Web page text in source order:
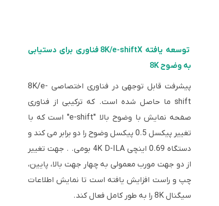
توسعه یافته 8K/e-shiftX فناوری برای دستیابی
به وضوح 8K
پیشرفت قابل توجهی در فناوری اختصاصی 8K/e-
shift ما حاصل شده است. که ترکیبی از فناوری
صفحه نمایش با وضوح بالا "e-shift" است که با
تغییر پیکسل 0.5 پیکسل وضوح را دو برابر می کند و
دستگاه 0.69 اینچی 4K D-ILA بومی. . جهت تغییر
از دو جهت مورب معمولی به چهار جهت بالا، پایین،
چپ و راست افزایش یافته است تا نمایش اطلاعات
سیگنال 8K را به طور کامل فعال کند.